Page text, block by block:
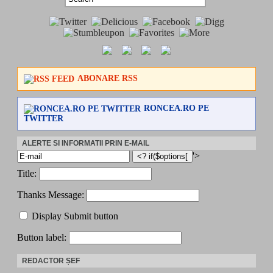
ABONARE RSS
RONCEA.RO PE
TWITTER
ALERTE SI INFORMATII PRIN E-MAIL
'>
Title:
Thanks Message:
Display Submit button
Button label:
REDACTOR ȘEF